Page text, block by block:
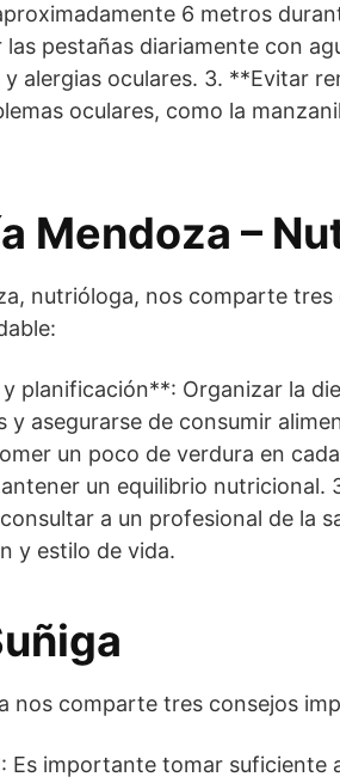
6 metros
pestañas diariamente con
alergias oculares. 3. **Evitar
oculares, como la
Mendoza –
nutrióloga, nos comparte
planificación**: Organizar la
y asegurarse de consumir
un poco de verdura en
un equilibrio
a un profesional de la
y estilo de vida.
nos comparte tres consejos
Es importante tomar suficiente